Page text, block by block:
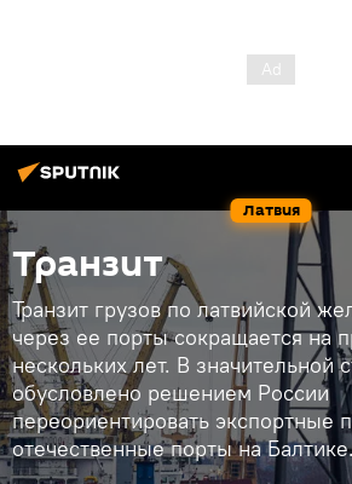
Латвия
Транзит
Транзит грузов по латвийской
через ее порты сокращается на
нескольких лет. В значительной
обусловлено решением России
переориентировать экспортные
отечественные порты на